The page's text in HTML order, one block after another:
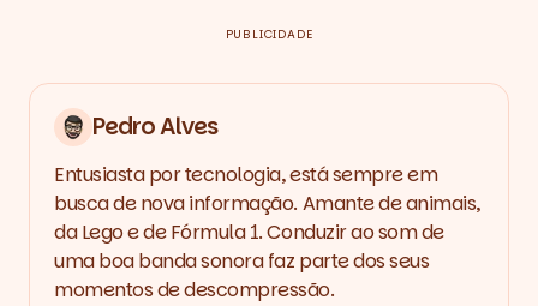
PUBLICIDADE
Pedro Alves
Entusiasta por tecnologia, está sempre em
busca de nova informação. Amante de animais,
da Lego e de Fórmula 1. Conduzir ao som de
uma boa banda sonora faz parte dos seus
momentos de descompressão.